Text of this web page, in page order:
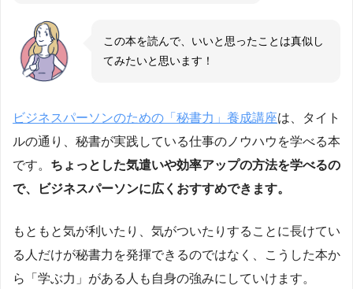
この本を読んで、いいと思ったことは真似し
てみたいと思います！
ビジネスパーソンのための「秘書力」養成講座は、タイト
ルの通り、秘書が実践している仕事のノウハウを学べる本
です。 ちょっとした気遣いや効率アップの方法を学べるの
で、ビジネスパーソンに広くおすすめできます。
もともと気が利いたり、気がついたりすることに長けてい
る人だけが秘書力を発揮できるのではなく、こうした本か
ら「学ぶ力」がある人も自身の強みにしていけます。